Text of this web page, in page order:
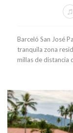
Barceló San José
tranquila zona
millas de distancia